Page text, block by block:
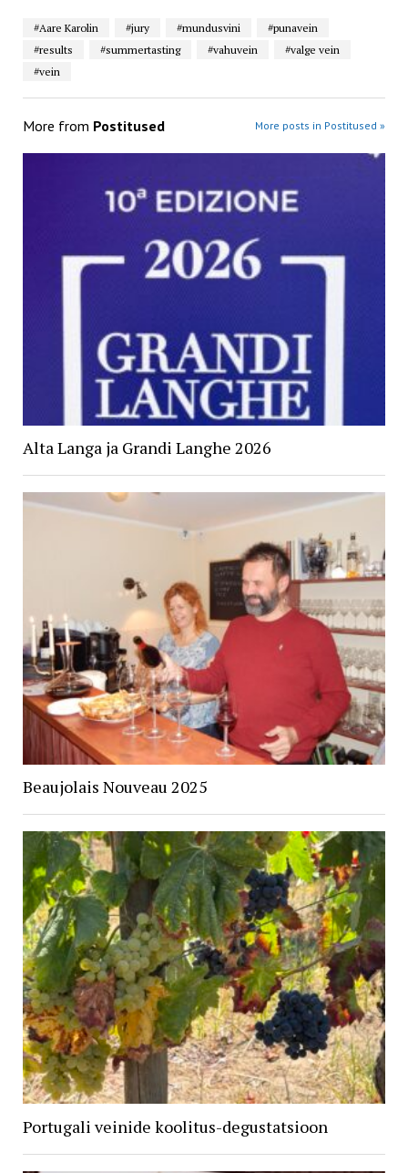
#Aare Karolin #jury #mundusvini
#punavein
#results
#summertasting #vahuvein
#valge vein
#vein
More from Postitused More posts in Postitused »
Alta Langa ja Grandi Langhe 2026
Beaujolais Nouveau 2025
Portugali veinide koolitus-degustatsioon